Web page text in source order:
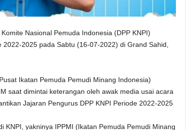
Nasional Pemuda Indonesia (DPP KNPI)
2025 pada Sabtu (16-07-2022) di Grand Sahid,
Ikatan Pemuda Pemudi Minang Indonesia)
saat dimintai keterangan oleh awak media usai acara
Jajaran Pengurus DPP KNPI Periode 2022-2025
KNPI, yakninya IPPMI (Ikatan Pemuda Pemudi Minang